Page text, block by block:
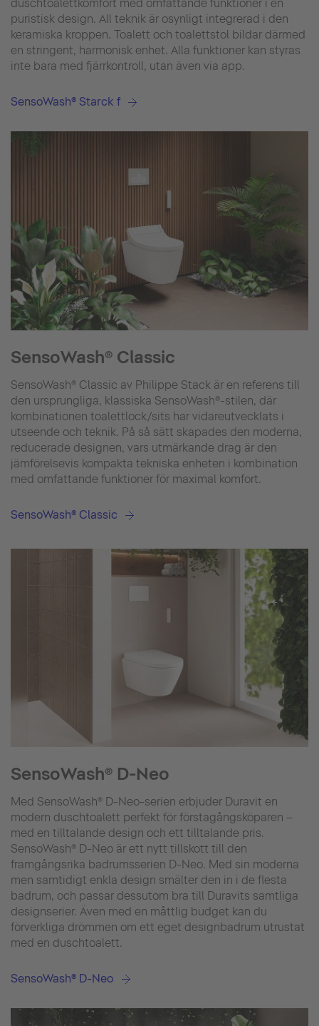
duschtoalettkomfort med omfattande funktioner i en
puristisk design. All teknik är osynligt integrerad i den
keramiska kroppen. Toalett och toalettstol bildar därmed
en stringent, harmonisk enhet. Alla funktioner kan styras
inte bara med fjärrkontroll, utan även via app.
SensoWash® Starck f
SensoWash® Classic
SensoWash® Classic av Philippe Stack är en referens till
den ursprungliga, klassiska SensoWash®-stilen, där
kombinationen toalettlock/sits har vidareutvecklats i
utseende och teknik. På så sätt skapades den moderna,
reducerade designen, vars utmärkande drag är den
jämförelsevis kompakta tekniska enheten i kombination
med omfattande funktioner för maximal komfort.
SensoWash® Classic
SensoWash® D-Neo
Med SensoWash® D-Neo-serien erbjuder Duravit en
modern duschtoalett perfekt för förstagångsköparen –
med en tilltalande design och ett tilltalande pris.
SensoWash® D-Neo är ett nytt tillskott till den
framgångsrika badrumsserien D-Neo. Med sin moderna
men samtidigt enkla design smälter den in i de flesta
badrum, och passar dessutom bra till Duravits samtliga
designserier. Även med en måttlig budget kan du
förverkliga drömmen om ett eget designbadrum utrustat
med en duschtoalett.
SensoWash® D-Neo